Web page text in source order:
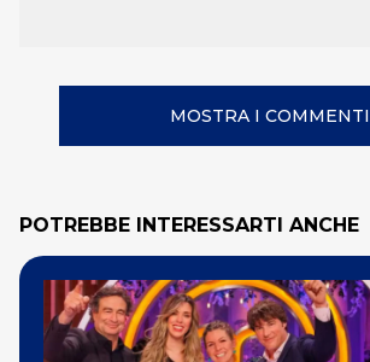
MOSTRA I COMMENTI
POTREBBE INTERESSARTI ANCHE